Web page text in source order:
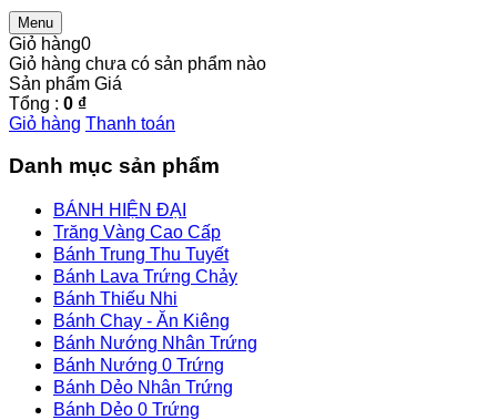
Menu
Giỏ hàng0
Giỏ hàng chưa có sản phẩm nào
Sản phẩm Giá
Tổng : 0 ₫
Giỏ hàng Thanh toán
Danh mục sản phẩm
BÁNH HIỆN ĐẠI
Trăng Vàng Cao Cấp
Bánh Trung Thu Tuyết
Bánh Lava Trứng Chảy
Bánh Thiếu Nhi
Bánh Chay - Ăn Kiêng
Bánh Nướng Nhân Trứng
Bánh Nướng 0 Trứng
Bánh Dẻo Nhân Trứng
Bánh Dẻo 0 Trứng